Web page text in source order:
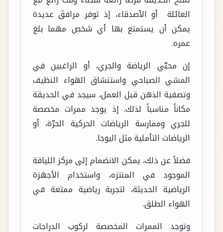
العائلة أو الأصدقاء، إذ توفر مرافقَ عديدة
يمكن أن يستمتع بها أي شخص مهما بلغ
عمره.
إن محبّي الرياضة والجري، أو الراغبين في
المشي الصباحي واستنشاق الهواء النظيف
وتصفية الذهن قبل العمل، سيجد في الحديقة
مكاناً مناسباً لذلك. إذ يوجد ممرات مخصصة
للجري وممارسة الرياضات الحركية الحرّة، أو
الرياضات التأملية مثل اليوجا.
فضلاً عن ذلك، يمكن الانضمام إلى مركز اللياقة
الموجود في المنتزه، واستخدام الأجهزة
الرياضية الحديثة، لتجربة رياضية ممتعة في
الهواء الطلق.
وتوجد الممرات المخصصة لركوب الدراجات